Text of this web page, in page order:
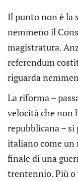
Il punto non è la
nemmeno il
magistratura.
referendum
riguarda
La riforma –
velocità che non
repubblicana –
italiano come un
finale di una
trentennio. Più o